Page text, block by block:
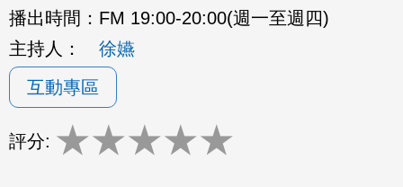
播出時間： FM 19:00-20:00(週一至週四)
主持人：
徐嬿
互動專區
評分: ★★★★★